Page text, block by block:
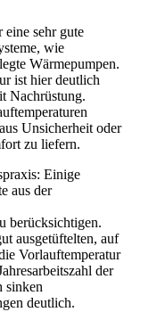
eine sehr gute
wie
Wärmepumpen.
ist hier deutlich
Nachrüstung.
Unsicherheit oder
zu liefern.
Einige
aus der
berücksichtigen.
ausgetüftelten, auf
Vorlauftemperatur
der
sinken
deutlich.